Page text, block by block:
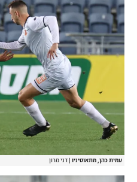
עמית כהן, מתאוסיניו דני מרון